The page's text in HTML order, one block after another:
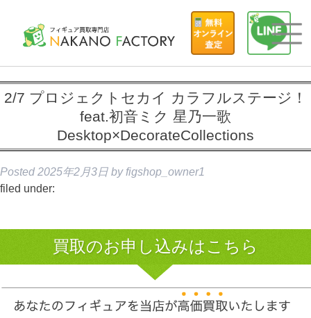
2/7 プロジェクトセカイ カラフルステージ！
feat.初音ミク 星乃一歌
Desktop×DecorateCollections
Posted 2025年2月3日 by figshop_owner1
filed under:
買取のお申し込みはこちら